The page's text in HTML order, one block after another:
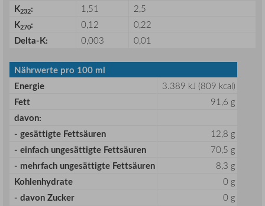
K232: 1,51 2,5
K270: 0,12 0,22
Delta-K: 0,003 0,01
Nährwerte pro 100 ml
Energie
3.389 kJ (809 kcal)
Fett 91,6 g
davon:
- gesättigte Fettsäuren
12,8 g
- einfach ungesättigte Fettsäuren 70,5 g
- mehrfach ungesättigte Fettsäuren 8,3 g
Kohlenhydrate 0 g
- davon Zucker 0 g